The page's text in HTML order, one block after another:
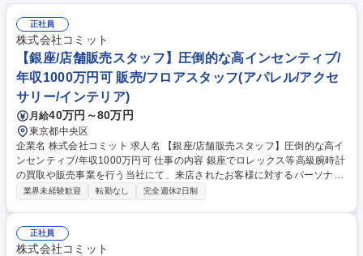
正社員
株式会社コミット
【銀座/店舗販売スタッフ】圧倒的な高インセンティブ/
年収1000万円可 販売/フロアスタッフ(アパレル/アクセ
サリー/インテリア)
月給40万円～80万円
東京都中央区
企業名 株式会社コミット 求人名 【銀座/店舗販売スタッフ】圧倒的な高イ
ンセンティブ/年収1000万円可 仕事の内容 銀座でロレックス等高級腕時計
の買取や販売事業を行う当社にて、来店されたお客様に対するパーソナル
な時計のご提案や高額買取査定の受付など、売上を直接的に牽引していた
頼関係を築く質の高いご提案をお任せします。個人の成果がダイレクトに
反映される高水準なインセンティブ制度により、早期に年収1000万円を
業界未経験歓迎 転勤なし 完全週休2日制
正社員
株式会社コミット